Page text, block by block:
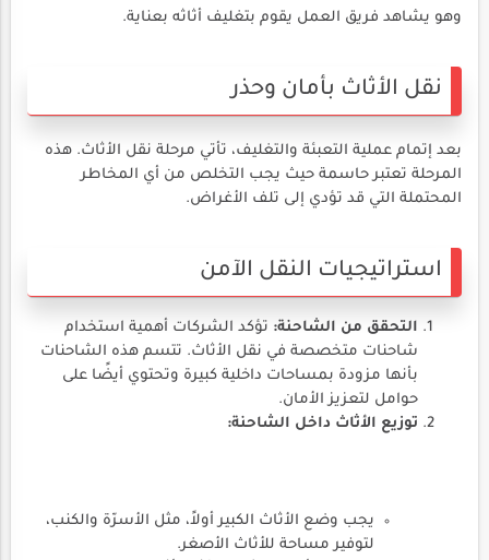
وهو يشاهد فريق العمل يقوم بتغليف أثاثه بعناية.
نقل الأثاث بأمان وحذر
بعد إتمام عملية التعبئة والتغليف، تأتي مرحلة نقل الأثاث. هذه
المرحلة تعتبر حاسمة حيث يجب التخلص من أي المخاطر
المحتملة التي قد تؤدي إلى تلف الأغراض.
استراتيجيات النقل الآمن
التحقق من الشاحنة: تؤكد الشركات أهمية استخدام
شاحنات متخصصة في نقل الأثاث. تتسم هذه الشاحنات
بأنها مزودة بمساحات داخلية كبيرة وتحتوي أيضًا على
حوامل لتعزيز الأمان.
توزيع الأثاث داخل الشاحنة:
يجب وضع الأثاث الكبير أولاً، مثل الأسرّة والكنب،
لتوفير مساحة للأثاث الأصغر.